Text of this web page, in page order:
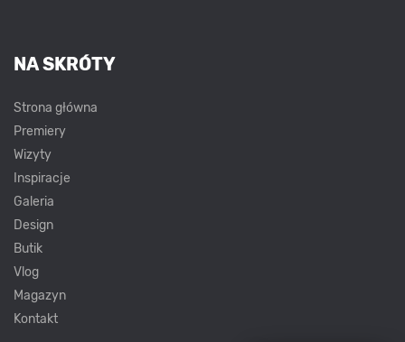
NA SKRÓTY
Strona główna
Premiery
Wizyty
Inspiracje
Galeria
Design
Butik
Vlog
Magazyn
Kontakt